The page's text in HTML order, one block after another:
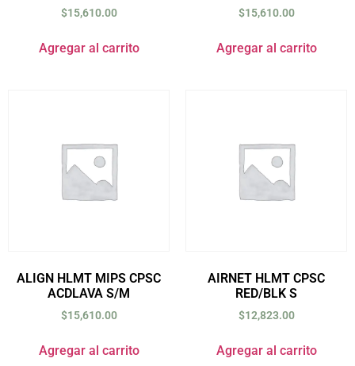
$15,610.00
Agregar al carrito
$15,610.00
Agregar al carrito
ALIGN HLMT MIPS CPSC
ACDLAVA S/M
$15,610.00
Agregar al carrito
AIRNET HLMT CPSC
RED/BLK S
$12,823.00
Agregar al carrito